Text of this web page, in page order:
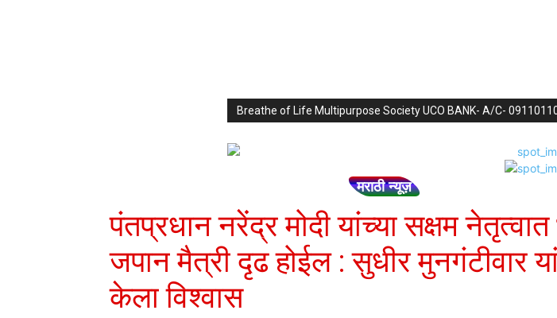
Breathe of Life Multipurpose Society UCO BANK- A/C-
मराठी न्यूज़
पंतप्रधान नरेंद्र मोदी यांच्या सक्षम
जपान मैत्री दृढ होईल : सुधीर मुनगंटीवार
केला विश्वास